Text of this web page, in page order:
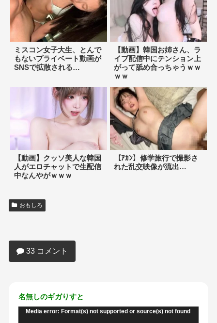
ミスコン女子大生、とんで
もないプライベート動画が
SNSで拡散される…
【動画】韓国お姉さん、ラ
イブ配信中にテンション上
がって舐め合っちゃうｗｗ
ｗｗ
【動画】クッソ美人な韓国
人がエロチャットで生配信
中なんやがｗｗｗ
【ｱｶﾝ】修学旅行で撮影さ
れた乱交映像が流出…
おもしろ
ｗ33 コメント
名無しのギガりすと
Media error: Format(s) not supported or source(s) not found